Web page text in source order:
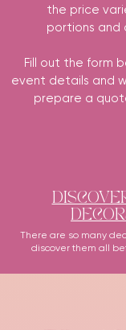
the price
portions and
Fill out the form
event details and
prepare a
There are so many
discover them all